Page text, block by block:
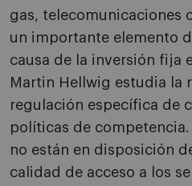
gas, telecomunicaciones
un importante elemento
causa de la inversión fija
Martin Hellwig estudia la
regulación específica de
políticas de
no están en disposición
calidad de acceso a los